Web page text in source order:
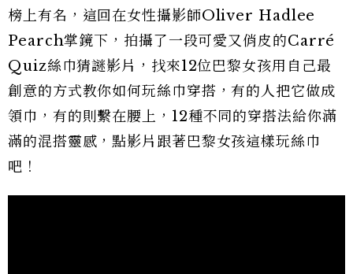
榜上有名，這回在女性攝影師Oliver Hadlee
Pearch掌鏡下，拍攝了一段可愛又俏皮的Carré
Quiz絲巾猜謎影片，找來12位巴黎女孩用自己最
創意的方式教你如何玩絲巾穿搭，有的人把它做成
領巾，有的則繫在腰上，12種不同的穿搭法給你滿
滿的混搭靈感，點影片跟著巴黎女孩這樣玩絲巾
吧！